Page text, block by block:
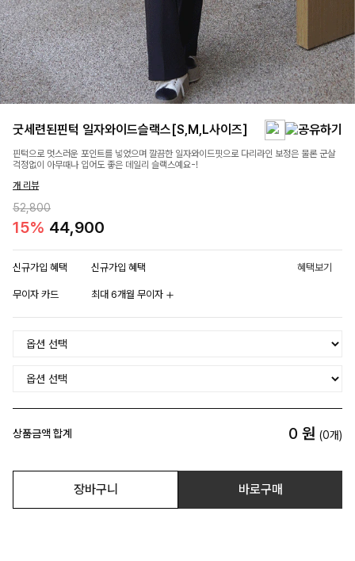
굿세련된핀턱 일자와이드슬랙스[S,M,L사이즈]
핀턱으로 멋스러운 포인트를 넣었으며 깔끔한 일자와이드핏으로 다리라인 보정은 물론 군살
걱정없이 아무때나 입어도 좋은 데일리 슬랙스예요-!
개 리뷰
52,800
15% 44,900
신규가입 혜택 신규가입 혜택 혜택보기
무이자 카드 최대 6개월 무이자
상품금액 합계 0 원 (0개)
장바구니 바로구매